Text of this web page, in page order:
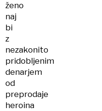
ženo
naj
bi
z
nezakonito
pridobljenim
denarjem
od
preprodaje
heroina